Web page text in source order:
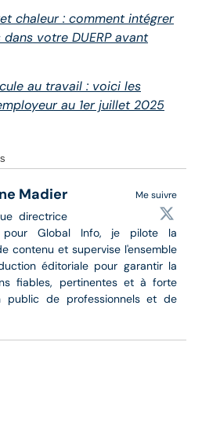
chaleur : comment intégrer
votre DUERP avant
au travail : voici les
au 1er juillet 2025
Me suivre
Madier
directrice
pour Global Info, je pilote la
contenu et supervise l'ensemble
éditoriale pour garantir la
fiables, pertinentes et à forte
public de professionnels et de